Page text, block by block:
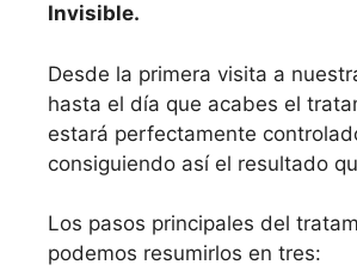
Invisible.
Desde la primera visita a
hasta el día que acabes el
estará perfectamente
consiguiendo así el resultado
Los pasos principales del
podemos resumirlos en tres: